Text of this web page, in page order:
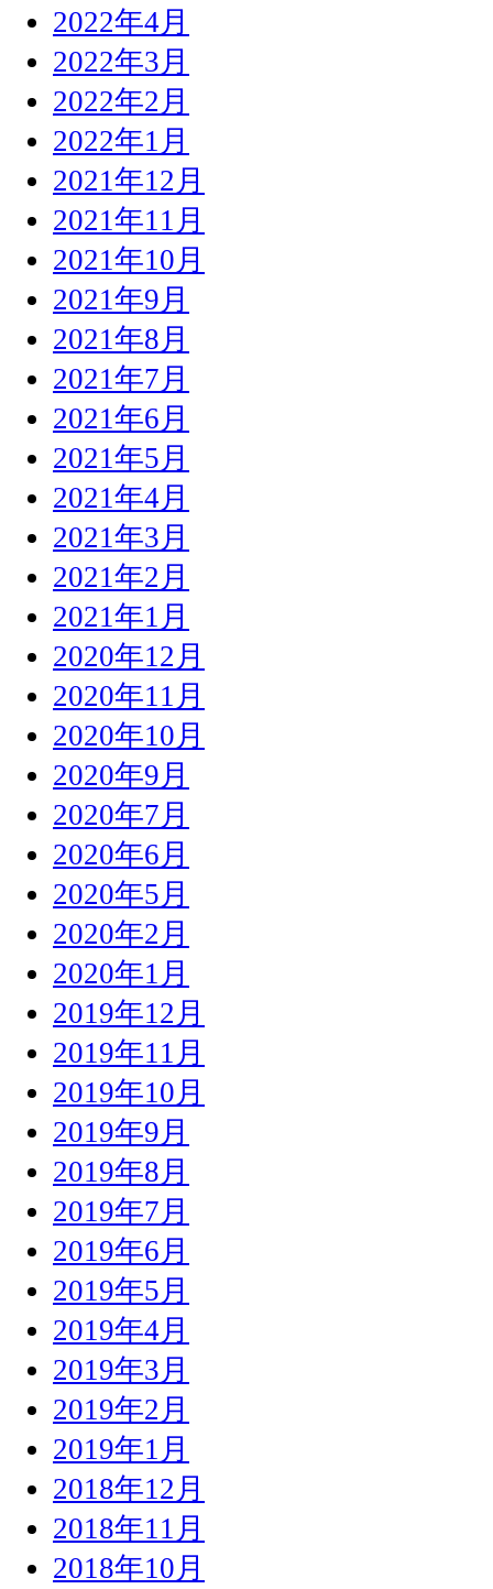
2022年4月
2022年3月
2022年2月
2022年1月
2021年12月
2021年11月
2021年10月
2021年9月
2021年8月
2021年7月
2021年6月
2021年5月
2021年4月
2021年3月
2021年2月
2021年1月
2020年12月
2020年11月
2020年10月
2020年9月
2020年7月
2020年6月
2020年5月
2020年2月
2020年1月
2019年12月
2019年11月
2019年10月
2019年9月
2019年8月
2019年7月
2019年6月
2019年5月
2019年4月
2019年3月
2019年2月
2019年1月
2018年12月
2018年11月
2018年10月